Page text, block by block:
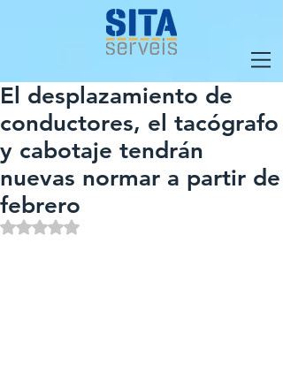
El desplazamiento de
conductores, el tacógrafo
y cabotaje tendrán
nuevas normar a partir de
febrero
Obtuvo NaN de 5 estrellas.